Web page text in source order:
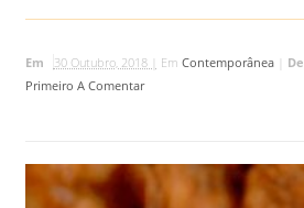
Em 30 Outubro, 2018 | Em Contemporânea| De
Primeiro A Comentar